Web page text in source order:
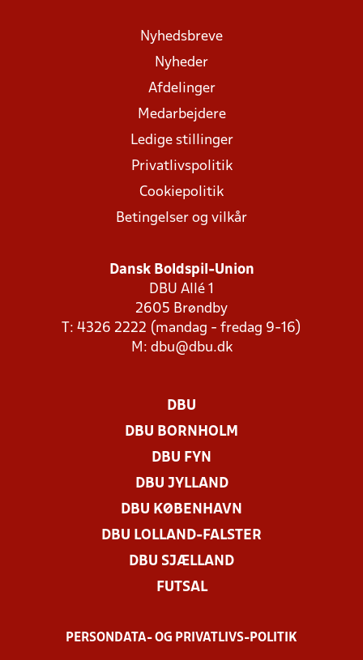
Nyhedsbreve
Nyheder
Afdelinger
Medarbejdere
Ledige stillinger
Privatlivspolitik
Cookiepolitik
Betingelser og vilkår
Dansk Boldspil-Union
DBU Allé 1
2605 Brøndby
T: 4326 2222 (mandag - fredag 9-16)
M: dbu@dbu.dk
DBU
DBU BORNHOLM
DBU FYN
DBU JYLLAND
DBU KØBENHAVN
DBU LOLLAND-FALSTER
DBU SJÆLLAND
FUTSAL
PERSONDATA- OG PRIVATLIVS-POLITIK